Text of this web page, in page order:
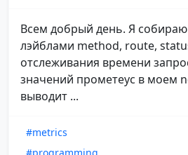
Всем добрый день. Я собираю
лэйблами method, route,
отслеживания времени
значений прометеус в моем
выводит ...
#metrics